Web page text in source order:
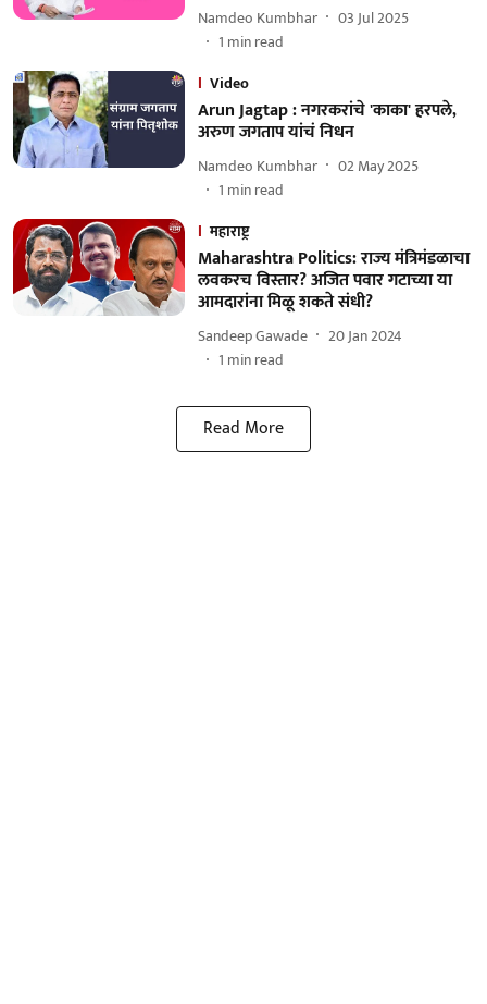
Namdeo Kumbhar
03 Jul 2025
1 min read
Video
Arun Jagtap : नगरकरांचे 'काका' हरपले,
अरुण जगताप यांचं निधन
Namdeo Kumbhar
02 May 2025
1 min read
महाराष्ट्र
Maharashtra Politics: राज्य मंत्रिमंडळाचा
लवकरच विस्तार? अजित पवार गटाच्या या
आमदारांना मिळू शकते संधी?
Sandeep Gawade
20 Jan 2024
1 min read
Read More